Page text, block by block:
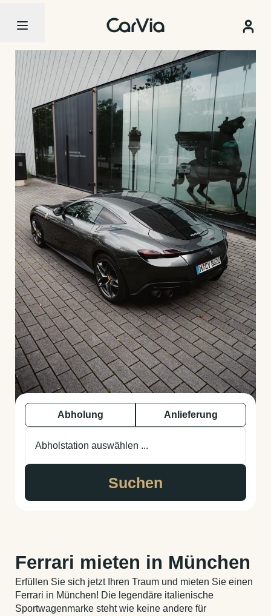
Abholung Anlieferung
Abholstation auswählen ...
Suchen
Ferrari mieten in München
Erfüllen Sie sich jetzt Ihren Traum und mieten Sie einen
Ferrari in München! Die legendäre italienische
Sportwagenmarke steht wie keine andere für